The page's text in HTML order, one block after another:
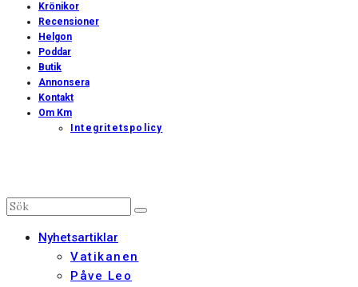
Krönikor
Recensioner
Helgon
Poddar
Butik
Annonsera
Kontakt
Om Km
Integritetspolicy
Nyhetsartiklar
Vatikanen
Påve Leo